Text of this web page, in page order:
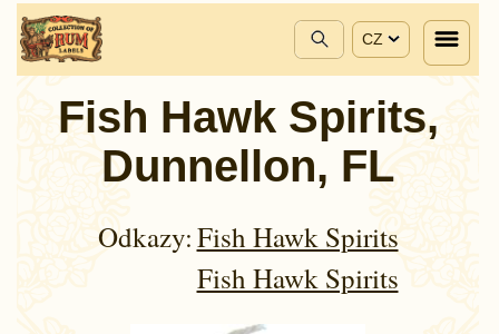
CZ
Fish Hawk Spirits,
Dunnellon, FL
Odkazy:Fish Hawk Spirits
Fish Hawk Spirits